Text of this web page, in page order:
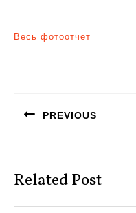
Весь фотоотчет
записям
PREVIOUS
Related Post